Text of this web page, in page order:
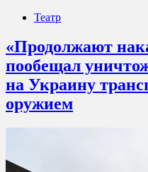
Театр
«Продолжают
пообещал
на Украину
оружием